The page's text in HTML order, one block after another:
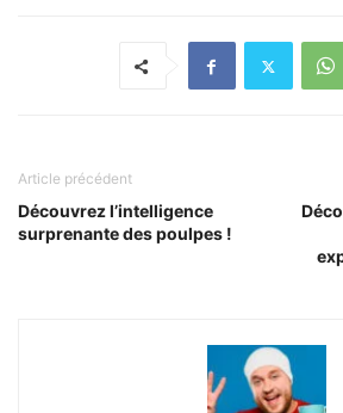
Article précédent
Découvrez l’intelligence
surprenante des poulpes !